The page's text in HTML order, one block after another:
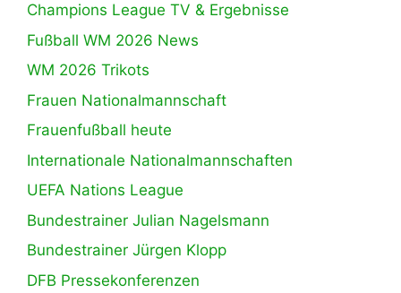
Champions League TV & Ergebnisse
Fußball WM 2026 News
WM 2026 Trikots
Frauen Nationalmannschaft
Frauenfußball heute
Internationale Nationalmannschaften
UEFA Nations League
Bundestrainer Julian Nagelsmann
Bundestrainer Jürgen Klopp
DFB Pressekonferenzen